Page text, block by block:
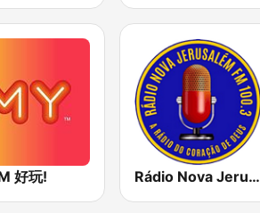
好玩! Rádio Nova Jerusalém FM 100.3